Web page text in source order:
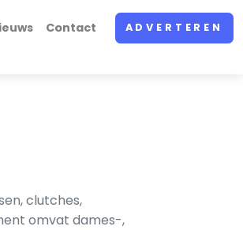
Contact ADVERTEREN
clutches,
omvat dames-,